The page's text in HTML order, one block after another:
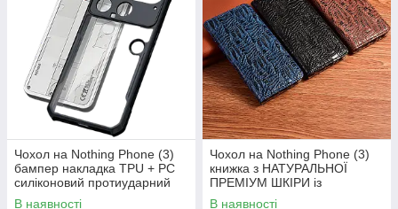
Чохол на Nothing Phone (3)
бампер накладка TPU + PC
силіконовий протиударний
оригінальний "NEO-HYBRID"
В наявності
Чохол на Nothing Phone (3)
книжка з НАТУРАЛЬНОЇ
ПРЕМІУМ ШКІРИ із
підставкою протиударний
В наявності